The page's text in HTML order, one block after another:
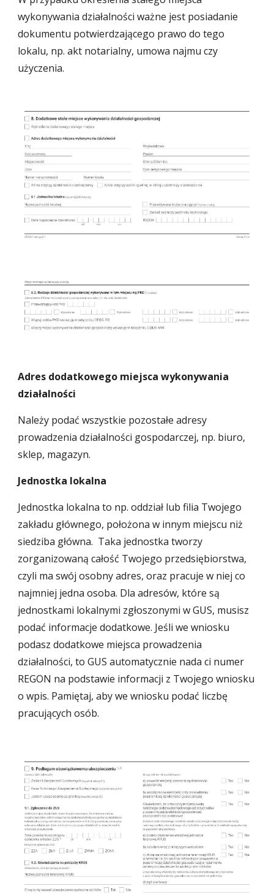
wykonywania działalności ważne jest posiadanie
dokumentu potwierdzającego prawo do tego
lokalu, np. akt notarialny, umowa najmu czy
użyczenia.
Adres dodatkowego miejsca wykonywania
działalności
Należy podać wszystkie pozostałe adresy
prowadzenia działalności gospodarczej, np. biuro,
sklep, magazyn.
Jednostka lokalna
Jednostka lokalna to np. oddział lub filia Twojego
zakładu głównego, położona w innym miejscu niż
siedziba główna. Taka jednostka tworzy
zorganizowaną całość Twojego przedsiębiorstwa,
czyli ma swój osobny adres, oraz pracuje w niej co
najmniej jedna osoba. Dla adresów, które są
jednostkami lokalnymi zgłoszonymi w GUS, musisz
podać informacje dodatkowe. Jeśli we wniosku
podasz dodatkowe miejsca prowadzenia
działalności, to GUS automatycznie nada ci numer
REGON na podstawie informacji z Twojego wniosku
o wpis. Pamiętaj, aby we wniosku podać liczbę
pracujących osób.